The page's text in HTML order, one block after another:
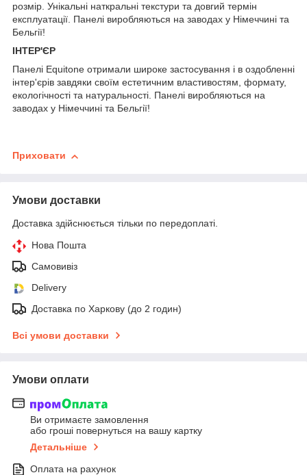
розмір. Унікальні наткральні текстури та довгий термін
експлуатації. Панелі виробляються на заводах у Німеччині та
Бельгії!
ІНТЕР'ЄР
Панелі Equitone отримали широке застосування і в оздобленні
інтер'єрів завдяки своїм естетичним властивостям, формату,
екологічності та натуральності. Панелі виробляються на
заводах у Німеччині та Бельгії!
Приховати
Умови доставки
Доставка здійснюється тільки по передоплаті.
Нова Пошта
Самовивіз
Delivery
Доставка по Харкову (до 2 годин)
Всі умови доставки
Умови оплати
Ви отримаєте замовлення
або гроші повернуться на вашу картку
Детальніше
Оплата на рахунок